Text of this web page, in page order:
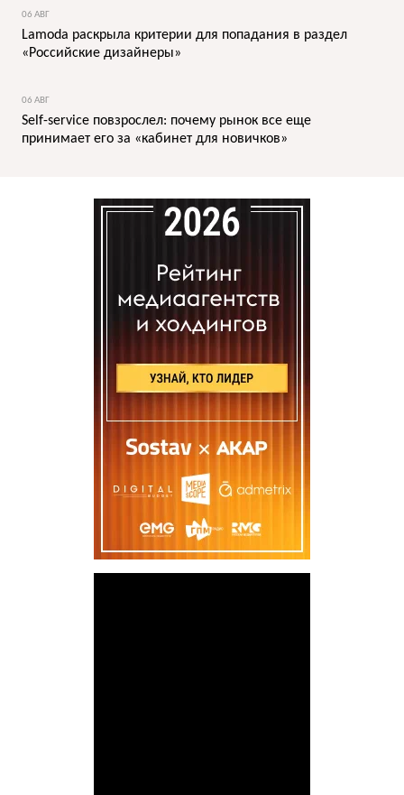
06 АВГ
Lamoda раскрыла критерии для попадания в раздел
«Российские дизайнеры»
06 АВГ
Self-service повзрослел: почему рынок все еще
принимает его за «кабинет для новичков»